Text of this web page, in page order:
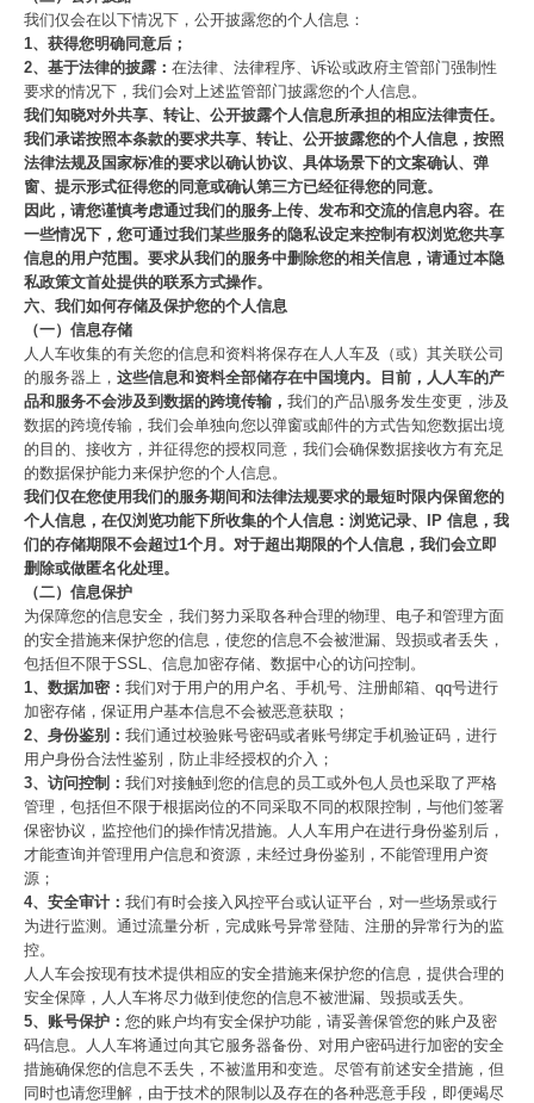
我们仅会在以下情况下，公开披露您的个人信息：
1、获得您明确同意后；
2、基于法律的披露： 在法律、法律程序、诉讼或政府主管部门强制性
要求的情况下，我们会对上述监管部门披露您的个人信息。
我们知晓对外共享、转让、公开披露个人信息所承担的相应法律责任。
我们承诺按照本条款的要求共享、转让、公开披露您的个人信息，按照
法律法规及国家标准的要求以确认协议、具体场景下的文案确认、弹
窗、提示形式征得您的同意或确认第三方已经征得您的同意。
因此，请您谨慎考虑通过我们的服务上传、发布和交流的信息内容。在
一些情况下，您可通过我们某些服务的隐私设定来控制有权浏览您共享
信息的用户范围。要求从我们的服务中删除您的相关信息，请通过本隐
私政策文首处提供的联系方式操作。
六、我们如何存储及保护您的个人信息
（一）信息存储
人人车收集的有关您的信息和资料将保存在人人车及（或）其关联公司
的服务器上， 这些信息和资料全部储存在中国境内。目前，人人车的产
品和服务不会涉及到数据的跨境传输， 我们的产品\服务发生变更，涉及
数据的跨境传输，我们会单独向您以弹窗或邮件的方式告知您数据出境
的目的、接收方，并征得您的授权同意，我们会确保数据接收方有充足
的数据保护能力来保护您的个人信息。
我们仅在您使用我们的服务期间和法律法规要求的最短时限内保留您的
个人信息，在仅浏览功能下所收集的个人信息：浏览记录、IP 信息，我
们的存储期限不会超过1个月。对于超出期限的个人信息，我们会立即
删除或做匿名化处理。
（二）信息保护
为保障您的信息安全，我们努力采取各种合理的物理、电子和管理方面
的安全措施来保护您的信息，使您的信息不会被泄漏、毁损或者丢失，
包括但不限于SSL、信息加密存储、数据中心的访问控制。
1、数据加密： 我们对于用户的用户名、手机号、注册邮箱、qq号进行
加密存储，保证用户基本信息不会被恶意获取；
2、身份鉴别： 我们通过校验账号密码或者账号绑定手机验证码，进行
用户身份合法性鉴别，防止非经授权的介入；
3、访问控制： 我们对接触到您的信息的员工或外包人员也采取了严格
管理，包括但不限于根据岗位的不同采取不同的权限控制，与他们签署
保密协议，监控他们的操作情况措施。人人车用户在进行身份鉴别后，
才能查询并管理用户信息和资源，未经过身份鉴别，不能管理用户资
源；
4、安全审计： 我们有时会接入风控平台或认证平台，对一些场景或行
为进行监测。通过流量分析，完成账号异常登陆、注册的异常行为的监
控。
人人车会按现有技术提供相应的安全措施来保护您的信息，提供合理的
安全保障，人人车将尽力做到使您的信息不被泄漏、毁损或丢失。
5、账号保护： 您的账户均有安全保护功能，请妥善保管您的账户及密
码信息。人人车将通过向其它服务器备份、对用户密码进行加密的安全
措施确保您的信息不丢失，不被滥用和变造。尽管有前述安全措施，但
同时也请您理解，由于技术的限制以及存在的各种恶意手段，即便竭尽